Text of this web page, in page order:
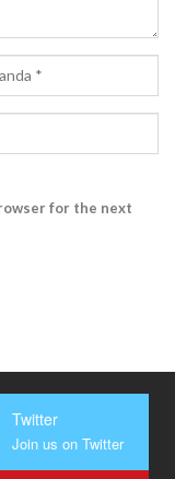
for the next
Twitter
Join us on Twitter